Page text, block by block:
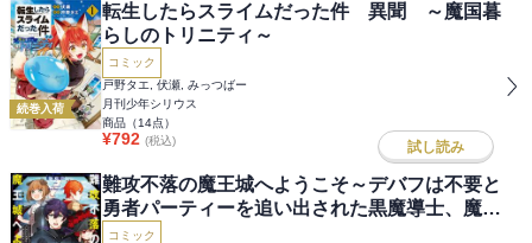
続巻入荷
転生したらスライムだった件 異聞 ～魔国暮
らしのトリニティ～
コミック
戸野タエ, 伏瀬, みっつばー
月刊少年シリウス
商品（14点）
¥792 (税込) 試し読み
難攻不落の魔王城へようこそ～デバフは不要と
勇者パーティーを追い出された黒魔導士、魔王
軍の最高幹部に迎えられる～
コミック